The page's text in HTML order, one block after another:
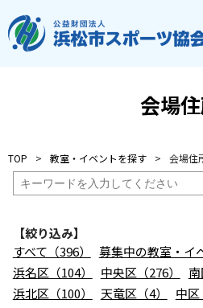
ご利用ガイド
協会について
管理施設
教室・イベントからのお知らせ
会場
TOP 教室・イベントを探す 会場住
【絞り込み】
すべて（396）
募集中の教室・イ
浜名区（104）
中央区（276） 南
浜北区（100）
天竜区（4） 中区